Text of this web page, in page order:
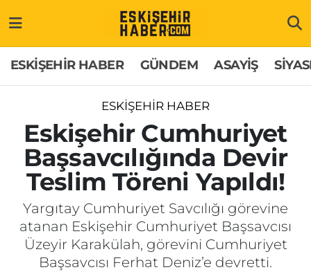
ESKİŞEHİR HABER GÜNDEM ASAYİŞ
ESKİŞEHİR HABER
Eskişehir Cumhuriyet
Başsavcılığında Devir
Teslim Töreni Yapıldı!
Yargıtay Cumhuriyet Savcılığı görevine
atanan Eskişehir Cumhuriyet Başsavcısı
Üzeyir Karakülah, görevini Cumhuriyet
Başsavcısı Ferhat Deniz’e devretti.
GÜNDEM
ASAYİŞ
SİYASET
EKONOMİ
SAĞLIK
EĞİTİM
Hakkımızda
İletişim
Künye
Odunpazarı Trafik Yoğunluk Haritası
Süper Lig Puan Durumu ve Fikstür
Tüm Manşetler
Son Dakika Haberleri
Haber Arşivi